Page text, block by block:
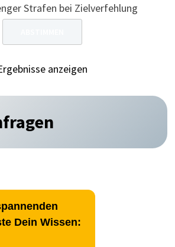
Strafen bei Zielverfehlung
anzeigen
Dein Wissen: